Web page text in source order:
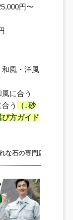
円〜
和風・洋風
に合う
う
（↓砂
方ガイド